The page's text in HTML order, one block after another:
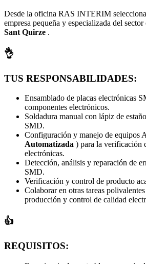
Desde la oficina RAS INTERIM
empresa pequeña y especializada del
Sant Quirze .
👌
TUS RESPONSABILIDADES:
Ensamblado de placas electrónicas
componentes electrónicos.
Soldadura manual con lápiz de
SMD.
Configuración y manejo de equipos
Automatizada ) para la verificación
electrónicas.
Detección, análisis y reparación de
SMD.
Verificación y control de producto
Colaborar en otras tareas
producción y control de calidad
👍
REQUISITOS: